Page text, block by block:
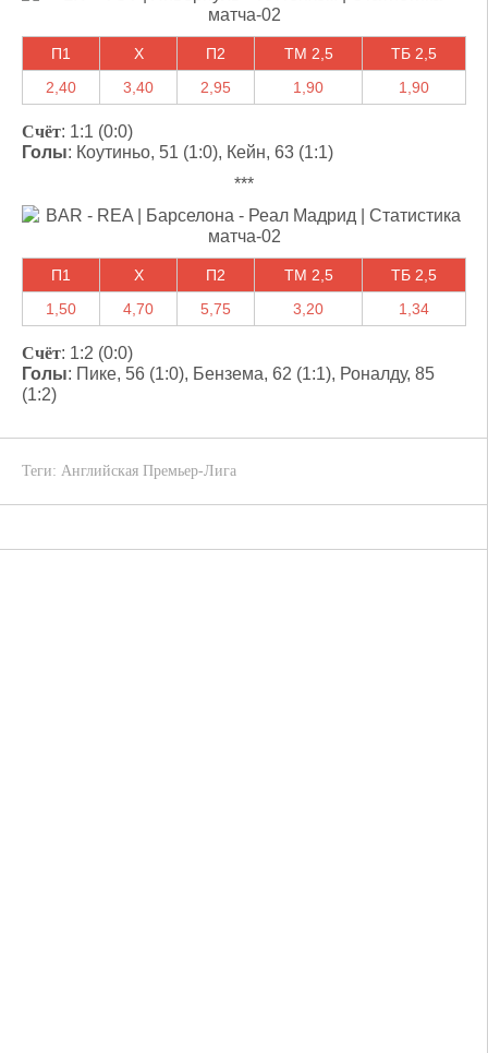
П1 X П2 ТМ 2,5
ТБ 2,5
2,40
3,40 2,95 1,90 1,90
Счёт: 1:1 (0:0)
Голы: Коутиньо, 51 (1:0), Кейн, 63 (1:1)
***
П1 X П2 ТМ 2,5
ТБ 2,5
1,50
4,70 5,75 3,20 1,34
Счёт: 1:2 (0:0)
Голы: Пике, 56 (1:0), Бензема, 62 (1:1), Роналду, 85
(1:2)
Теги: Английская Премьер-Лига